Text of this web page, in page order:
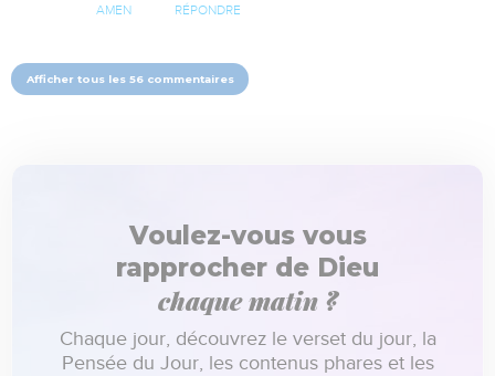
AMEN RÉPONDRE
Afficher tous les 56 commentaires
Voulez-vous vous
rapprocher de Dieu
chaque matin ?
Chaque jour, découvrez le verset du jour, la
Pensée du Jour, les contenus phares et les